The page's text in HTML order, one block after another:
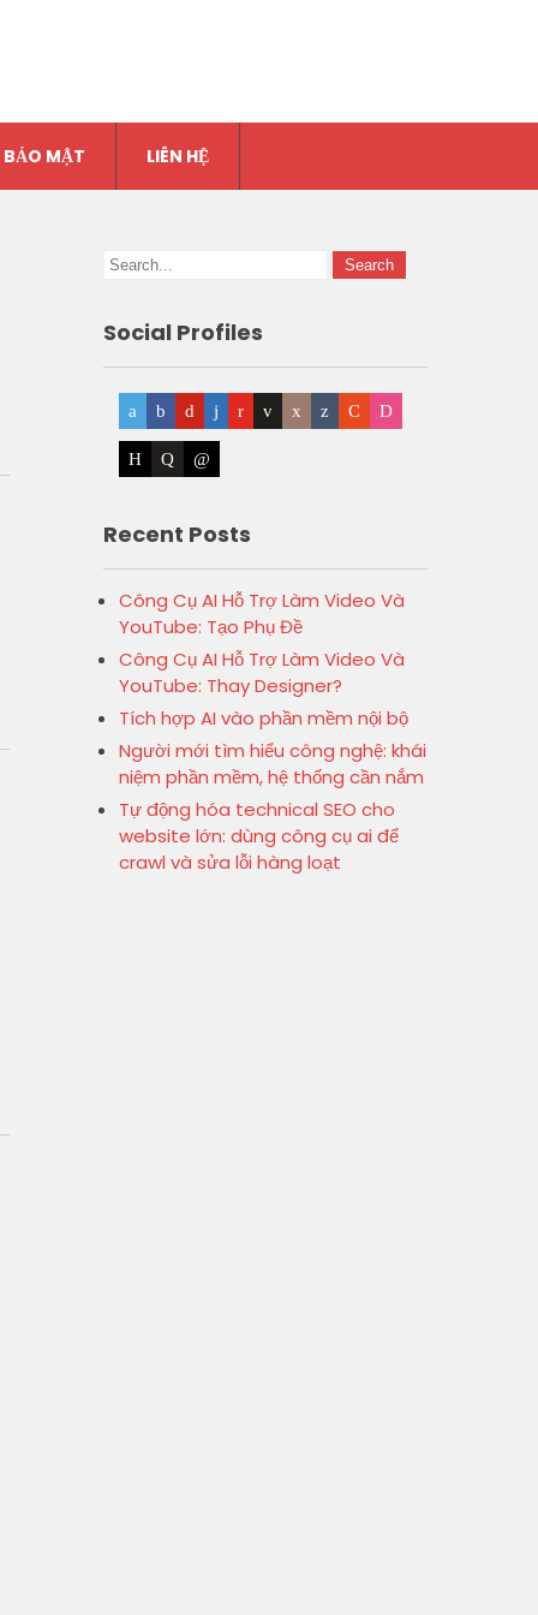
MẬT LIÊN HỆ
Social Profiles
Recent Posts
Công Cụ AI Hỗ Trợ Làm Video Và
YouTube: Tạo Phụ Đề
Công Cụ AI Hỗ Trợ Làm Video Và
YouTube: Thay Designer?
Tích hợp AI vào phần mềm nội bộ
Người mới tìm hiểu công nghệ: khái
niệm phần mềm, hệ thống cần nắm
Tự động hóa technical SEO cho
website lớn: dùng công cụ ai để
crawl và sửa lỗi hàng loạt